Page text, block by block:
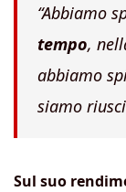
“Abbiamo
tempo,
abbiamo
siamo
Sul suo